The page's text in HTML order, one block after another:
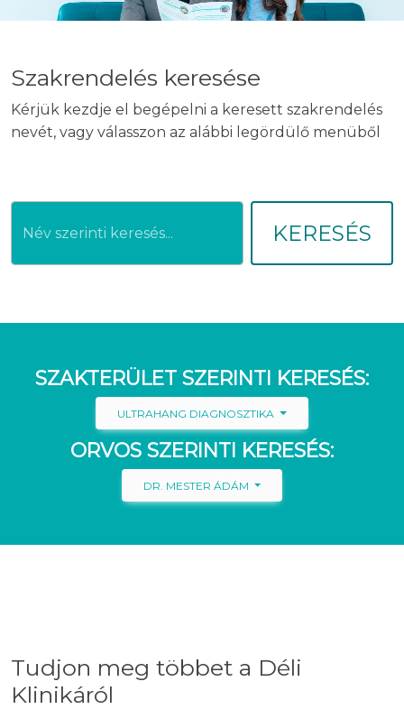
Szakrendelés keresése
Kérjük kezdje el begépelni a keresett szakrendelés
nevét, vagy válasszon az alábbi legördülő menüből
KERESÉS
SZAKTERÜLET SZERINTI KERESÉS:
ULTRAHANG DIAGNOSZTIKA
ORVOS SZERINTI KERESÉS:
DR. MESTER ÁDÁM
Tudjon meg többet a Déli
Klinikáról